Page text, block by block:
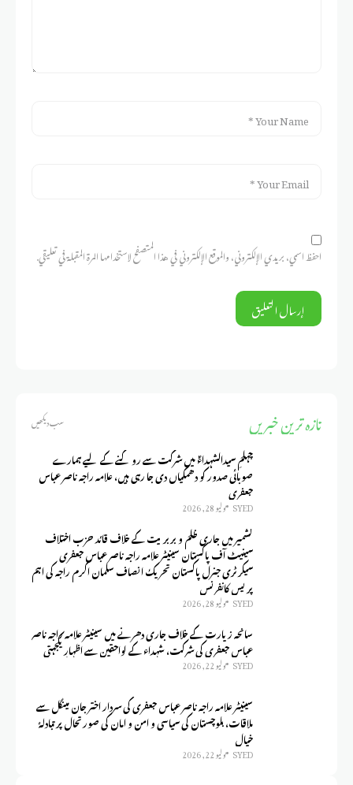
احفظ اسمي، بريدي الإلكتروني، والموقع الإلكتروني في هذا المتصفح لاستخدامها المرة المقبلة في تعليقي.
تازہ ترین خبریں سب دیکھیں
چہلمِ سیدالشہداءؑ میں شرکت سے روکنے کے لیے ہمارے
صوبائی صدور کو دھمکیاں دی جا رہی ہیں، علامہ راجہ ناصر عباس
جعفری
SYED يوليو 28, 2026
کشمیر میں جاری ظلم و بربریت کے خلاف قائد حزب اختلاف
سینیٹ آف پاکستان سینیٹر علامہ راجہ ناصر عباس جعفری
سیکرٹری جنرل پاکستان تحریک انصاف سلمان اکرم راجہ کی اہم
پریس کانفرنس
SYED يوليو 28, 2026
سانحہ زیارت کے خلاف جاری دھرنے میں سینیٹر علامہ راجہ ناصر
عباس جعفری کی شرکت، شہداء کے لواحقین سے اظہارِ یکجہتی
SYED يوليو 22, 2026
سینیٹر علامہ راجہ ناصر عباس جعفری کی سردار اختر جان مینگل سے
ملاقات، بلوچستان کی سیاسی و امن و امان کی صورتحال پر تبادلۂ
خیال
SYED يوليو 22, 2026